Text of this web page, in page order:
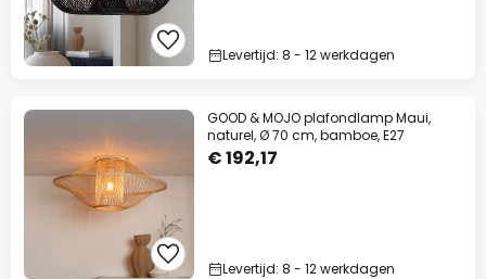
Levertijd: 8 - 12 werkdagen
GOOD & MOJO plafondlamp Maui,
naturel, Ø 70 cm, bamboe, E27
€ 192,17
Levertijd: 8 - 12 werkdagen